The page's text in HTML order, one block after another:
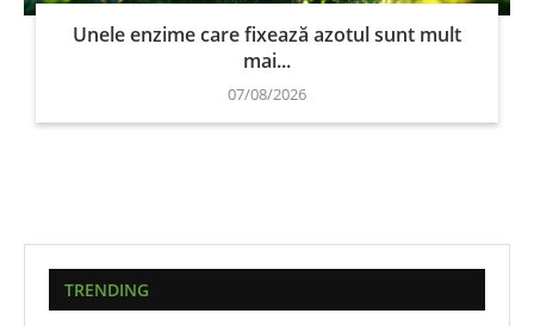
Unele enzime care fixează azotul sunt mult
mai...
07/08/2026
TRENDING